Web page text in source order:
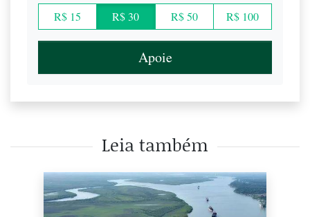
R$ 15 R$ 30 R$ 50 R$ 100
Apoie
Leia também